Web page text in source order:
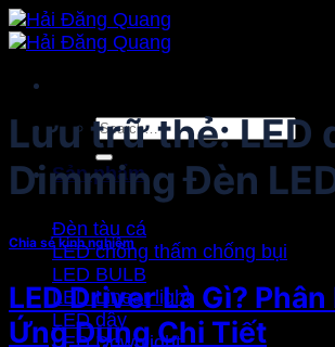
Bỏ
qua
dung
Search
for:
Sản phẩm
Đèn tàu cá
LED chống thấm chống bụi
LED BULB
LED Linear light
LED dây
LED Downlight
Lưu trữ thẻ:LED
Dimming Đèn
Chia sẻ kinh nghiệm
LED Driver Là Gì? Phân
Ứng Dụng Chi Tiết